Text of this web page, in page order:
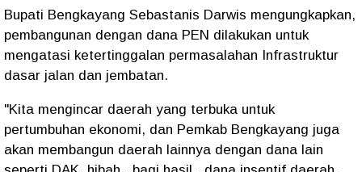
Bupati Bengkayang Sebastanis Darwis mengungkapkan,
pembangunan dengan dana PEN dilakukan untuk
mengatasi ketertinggalan permasalahan Infrastruktur
dasar jalan dan jembatan.
"Kita mengincar daerah yang terbuka untuk
pertumbuhan ekonomi, dan Pemkab Bengkayang juga
akan membangun daerah lainnya dengan dana lain